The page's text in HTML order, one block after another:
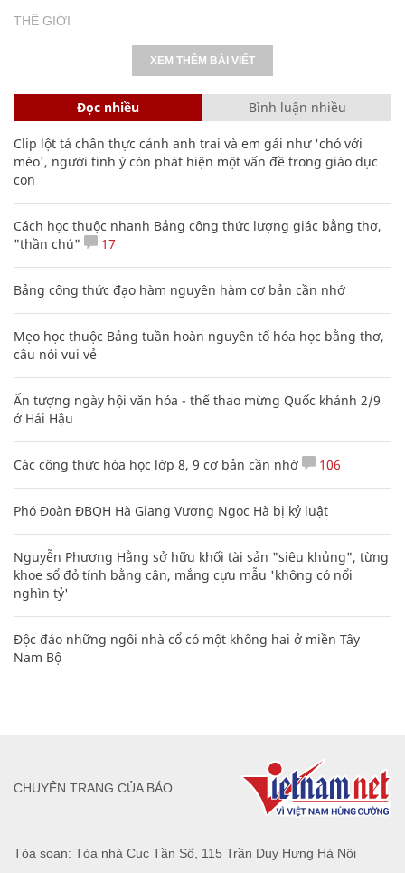
THẾ GIỚI
XEM THÊM BÀI VIẾT
Đọc nhiều Bình luận nhiều
Clip lột tả chân thực cảnh anh trai và em gái như 'chó với
mèo', người tinh ý còn phát hiện một vấn đề trong giáo dục
con
Cách học thuộc nhanh Bảng công thức lượng giác bằng thơ,
"thần chú"
17
Bảng công thức đạo hàm nguyên hàm cơ bản cần nhớ
Mẹo học thuộc Bảng tuần hoàn nguyên tố hóa học bằng thơ,
câu nói vui vẻ
Ấn tượng ngày hội văn hóa - thể thao mừng Quốc khánh 2/9
ở Hải Hậu
Các công thức hóa học lớp 8, 9 cơ bản cần nhớ 106
Phó Đoàn ĐBQH Hà Giang Vương Ngọc Hà bị kỷ luật
Nguyễn Phương Hằng sở hữu khối tài sản "siêu khủng", từng
khoe sổ đỏ tính bằng cân, mắng cựu mẫu 'không có nổi
nghìn tỷ'
Độc đáo những ngôi nhà cổ có một không hai ở miền Tây
Nam Bộ
Tòa soạn: Tòa nhà Cục Tần Số, 115 Trần Duy Hưng Hà Nội
CHUYÊN TRANG CỦA BÁO